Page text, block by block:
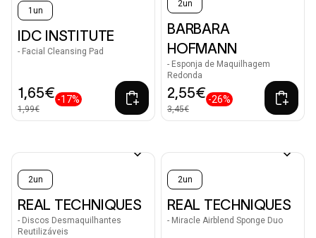
1un
IDC INSTITUTE
- Facial Cleansing Pad
1,65€
1,99€
-17%
2un
BARBARA
HOFMANN
- Esponja de Maquilhagem
Redonda
2,55€
3,45€
-26%
2un
REAL TECHNIQUES
- Discos Desmaquilhantes
Reutilizáveis
2un
REAL TECHNIQUES
- Miracle Airblend Sponge Duo